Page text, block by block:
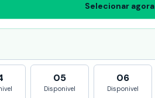
Selecionar agora
05
Disponivel
06
Disponivel